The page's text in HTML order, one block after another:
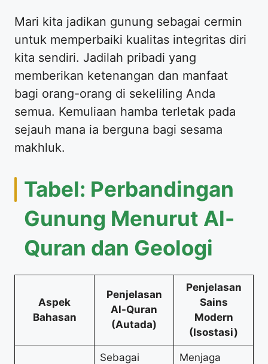
Mari kita jadikan gunung sebagai cermin
untuk memperbaiki kualitas integritas diri
kita sendiri. Jadilah pribadi yang
memberikan ketenangan dan manfaat
bagi orang-orang di sekeliling Anda
semua. Kemuliaan hamba terletak pada
sejauh mana ia berguna bagi sesama
makhluk.
Tabel: Perbandingan
Gunung Menurut Al-
Quran dan Geologi
Aspek
Bahasan
Penjelasan
Al-Quran
(Autada)
Penjelasan
Sains
Modern
(Isostasi)
Sebagai
Menjaga